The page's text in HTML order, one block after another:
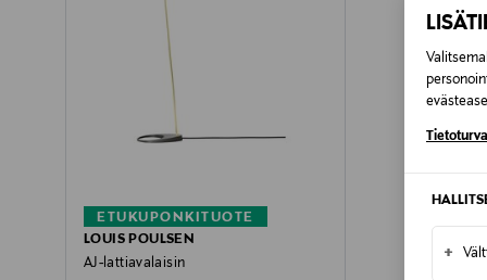
+
ETUKUPONKITUOTE
LOUIS POULSEN
AJ-lattiavalaisin